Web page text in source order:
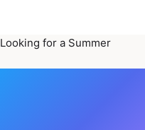
Looking for a Summer